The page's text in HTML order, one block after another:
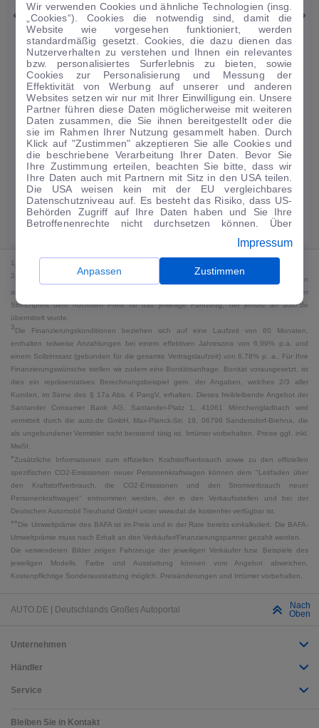
Skoda Octavia
Ambition PHEV
51.093 km· 03/2023· Hybrid·Automatik
Finanzierung Kaufen
224€/mtl.
Guter Preis4
0 € Anzahlung ·60 Monate ·Finanzierungs-Details
Angebot anfragen Rate anpassen
49,9 kWh/100 km + 19,9 l/100 km (gew., komb.) · 19,9 l/100 km (entl.) ·
CO₂ 499 g/km · Klasse G (gew.) / G (entl.)*
1
2 Bei dem Streichpreis handelt es sich für Neufahrzeuge und junge Gebrauchte um den
an auto.de übermittelten Listenpreis. Für alle anderen Fahrzeuge entspricht der
Streichpreis dem höchsten Preis für das jeweilige Fahrzeug, der jemals an auto.de
übermittelt wurde.
3Die Finanzierungskonditionen beziehen sich auf eine Laufzeit von 60 Monaten,
enthalten teilweise Anzahlungen bei einem effektiven Jahreszins von 6,99% p.a. und
einem Sollzinssatz (gebunden für die gesamte Vertragslaufzeit) von 6,78% p. a.. Für Ihre
Finanzierungswünsche stellen wir zudem eine Bonitätsanfrage. Bonität vorausgesetzt, ist
dies ein repräsentatives Berechnungsbeispiel gem. der Angaben, welches 2/3 aller
Kunden, im Sinne des § 17a Abs. 4 PangV, erhalten. Dieses freibleibende Angebot der
Santander Consumer Bank AG, Santander-Platz 1, 41061 Mönchengladbach wird
vermittelt durch die auto.de GmbH, Max-Planck-Str. 19, 06796 Sandersdorf-Brehna, die
als ungebundener Vermittler nicht beratend tätig ist. Irrtümer vorbehalten. Preise ggf. inkl.
MwSt.
*Zusätzliche Informationen zum offiziellen Kraftstoffverbrauch sowie zu den offiziellen
spezifischen CO2-Emissionen neuer Personenkraftwagen können dem "Leitfaden über
den Kraftstoffverbrauch, die CO2-Emissionen und den Stromverbrauch neuer
Personenkraftwagen" entnommen werden, der in den Verkaufsstellen und bei der
Deutschen Automobil Treuhand GmbH unter www.dat.de kostenfrei verfügbar ist.
**Die Umweltprämie des BAFA ist im Preis und in der Rate bereits einkalkuliert. Die BAFA-
Umweltprämie muss nach Erhalt an den Verkäufer/Finanzierungspartner gezahlt werden.
Die verwendeten Bilder zeigen Fahrzeuge der jeweiligen Verkäufer bzw. Beispiele des
jeweiligen Modells. Farbe und Ausstattung können vom Angebot abweichen.
Kostenpflichtige Sonderausstattung möglich. Preisänderungen und Irrtümer vorbehalten.
AUTO.DE | Deutschlands Großes Autoportal
Nach
Oben
Unternehmen
Händler
Service
Bleiben Sie in Kontakt
Wir verwenden Cookies und ähnliche Technologien (insg.
„Cookies“). Cookies die notwendig sind, damit die
Website wie vorgesehen funktioniert, werden
standardmäßig gesetzt. Cookies, die dazu dienen das
Nutzerverhalten zu verstehen und Ihnen ein relevantes
bzw. personalisiertes Surferlebnis zu bieten, sowie
Cookies zur Personalisierung und Messung der
Effektivität von Werbung auf unserer und anderen
Websites setzen wir nur mit Ihrer Einwilligung ein. Unsere
Partner führen diese Daten möglicherweise mit weiteren
Daten zusammen, die Sie ihnen bereitgestellt oder die
sie im Rahmen Ihrer Nutzung gesammelt haben. Durch
Klick auf "Zustimmen" akzeptieren Sie alle Cookies und
die beschriebene Verarbeitung Ihrer Daten. Bevor Sie
Ihre Zustimmung erteilen, beachten Sie bitte, dass wir
Ihre Daten auch mit Partnern mit Sitz in den USA teilen.
Die USA weisen kein mit der EU vergleichbares
Datenschutzniveau auf. Es besteht das Risiko, dass US-
Behörden Zugriff auf Ihre Daten haben und Sie Ihre
Betroffenenrechte nicht durchsetzen können. Über
anpassen. Dies ist auch später jederzeit im Bereich
Cookie-Richtliniemöglich. Weitere Informationen finden
Sie in unsererDatenschutzerklärung .
Impressum
Anpassen Zustimmen